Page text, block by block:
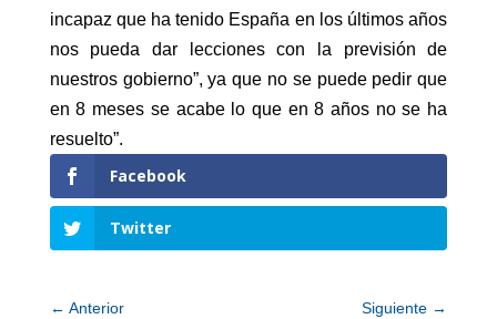
incapaz que ha tenido España en los últimos años
nos pueda dar lecciones con la previsión de
nuestros gobierno”, ya que no se puede pedir que
en 8 meses se acabe lo que en 8 años no se ha
resuelto”.
Facebook
Twitter
← Anterior Siguiente →